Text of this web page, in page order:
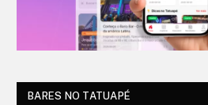
BARES NO TATUAPÉ